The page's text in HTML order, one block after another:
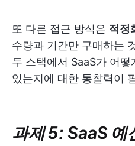
또 다른 접근 방식은 적정
수량과 기간만 구매하는
두 스택에서 SaaS가 어
있는지에 대한 통찰력이
과제 5: SaaS 예